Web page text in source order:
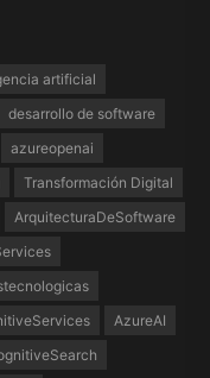
artificial
desarrollo de software
azureopenai
Transformación Digital
ArquitecturaDeSoftware
AzureAI